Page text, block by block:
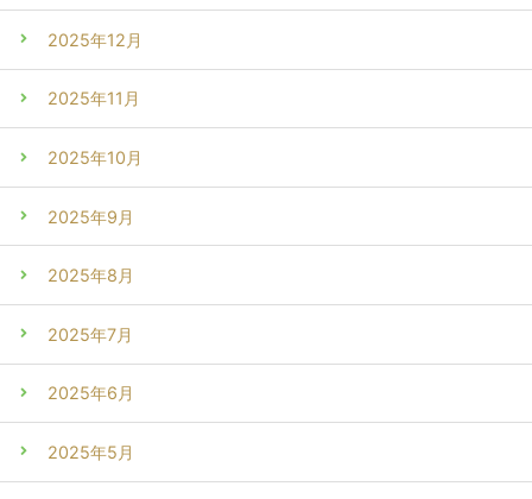
2025年12月
2025年11月
2025年10月
2025年9月
2025年8月
2025年7月
2025年6月
2025年5月